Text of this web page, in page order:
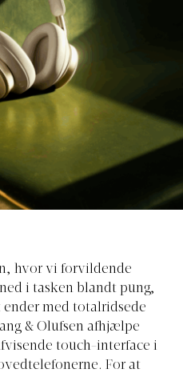
hvor vi forvildende
i tasken blandt pung,
med totalridsede
& Olufsen afhjælpe
touch-interface i
For at